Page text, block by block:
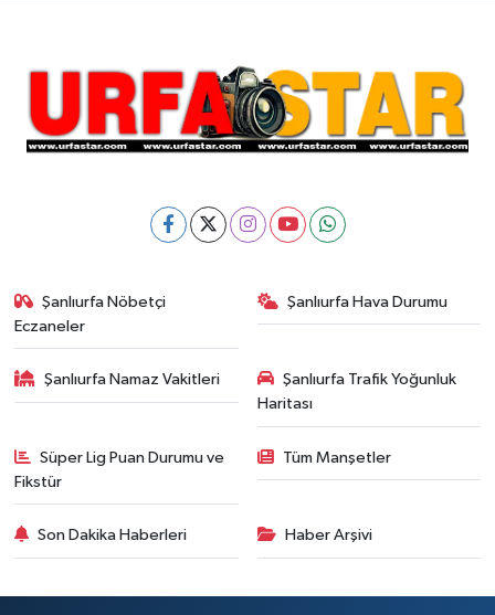
Şanlıurfa Nöbetçi
Eczaneler
Şanlıurfa Hava Durumu
Şanlıurfa Namaz Vakitleri
Şanlıurfa Trafik Yoğunluk
Haritası
Süper Lig Puan Durumu ve
Fikstür
Tüm Manşetler
Son Dakika Haberleri Haber Arşivi